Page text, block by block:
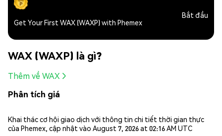
Get Your First WAX (WAXP) with Phemex
Bắt đầu
WAX (WAXP) là gì?
Thêm về WAX
Phân tích giá
Khai thác cơ hội giao dịch với thông tin chi tiết thời gian thực
của Phemex, cập nhật vào August 7, 2026 at 02:16 AM UTC